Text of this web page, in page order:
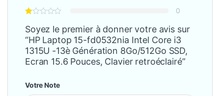
0
Soyez le premier à donner votre avis sur
“HP Laptop 15-fd0532nia Intel Core i3
1315U -13è Génération 8Go/512Go SSD,
Ecran 15.6 Pouces, Clavier retroéclairé”
Votre Note